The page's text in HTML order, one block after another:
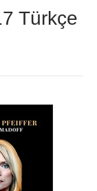
Türkçe